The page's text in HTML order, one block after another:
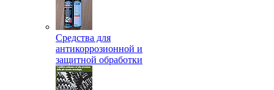
Средства для
антикоррозионной и
защитной обработки